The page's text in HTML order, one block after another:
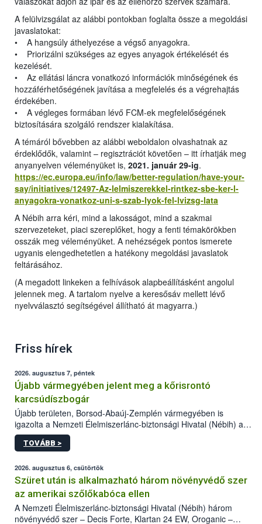
A felülvizsgálat az alábbi pontokban foglalta össze a megoldási
javaslatokat:
• A hangsúly áthelyezése a végső anyagokra.
• Priorizálni szükséges az egyes anyagok értékelését és
kezelését.
• Az ellátási láncra vonatkozó információk minőségének és
hozzáférhetőségének javítása a megfelelés és a végrehajtás
érdekében.
• A végleges formában lévő FCM-ek megfelelőségének
biztosítására szolgáló rendszer kialakítása.
A témáról bővebben az alábbi weboldalon olvashatnak az
érdeklődők, valamint – regisztrációt követően – itt írhatják meg
anyanyelven véleményüket is, 2021. január 29-ig.
https://ec.europa.eu/info/law/better-regulation/have-your-
say/initiatives/12497-Az-lelmiszerekkel-rintkez-sbe-ker-l-
anyagokra-vonatkoz-uni-s-szab-lyok-fel-lvizsg-lata
A Nébih arra kéri, mind a lakosságot, mind a szakmai
szervezeteket, piaci szereplőket, hogy a fenti témakörökben
osszák meg véleményüket. A nehézségek pontos ismerete
ugyanis elengedhetetlen a hatékony megoldási javaslatok
feltárásához.
(A megadott linkeken a felhívások alapbeállításként angolul
jelennek meg. A tartalom nyelve a keresősáv mellett lévő
nyelvválasztó segítségével állítható át magyarra.)
Friss hírek
2026. augusztus 7, péntek
Újabb vármegyében jelent meg a kőrisrontó
karcsúdíszbogár
Újabb területen, Borsod-Abaúj-Zemplén vármegyében is
igazolta a Nemzeti Élelmiszerlánc-biztonsági Hivatal (Nébih) a
kőrisrontó karcsúdíszbogár (Agrilus planipennis) jelenlétét. A
kártevőt nem csak színcsapdában találták meg, de már fertőzött
az intenzív felderítést, emellett az intézkedéseket a szlovák
hatósággal is összehangolják a terjedés megállítása érdekében.
TOVÁBB >
2026. augusztus 6, csütörtök
Szüret után is alkalmazható három növényvédő szer
az amerikai szőlőkabóca ellen
A Nemzeti Élelmiszerlánc-biztonsági Hivatal (Nébih) három
növényvédő szer – Decis Forte, Klartan 24 EW, Oroganic –